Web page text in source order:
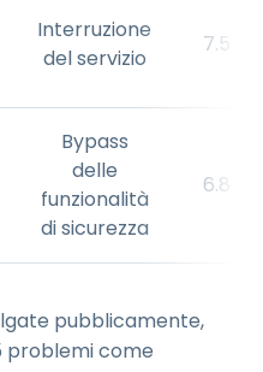
Interruzione
del servizio
7.5
Bypass
delle
funzionalità
di sicurezza
6.8
pubblicamente,
problemi come